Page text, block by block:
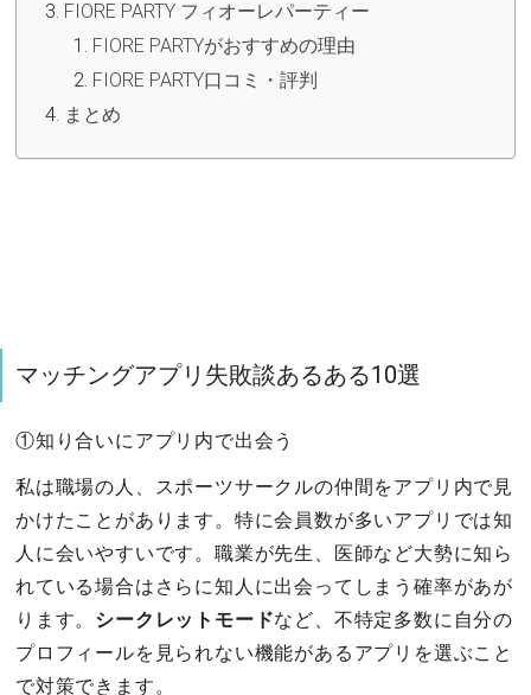
FIORE PARTY フィオーレパーティー
FIORE PARTYがおすすめの理由
FIORE PARTY口コミ・評判
まとめ
マッチングアプリ失敗談あるある10選
①知り合いにアプリ内で出会う
私は職場の人、スポーツサークルの仲間をアプリ内で見
かけたことがあります。特に会員数が多いアプリでは知
人に会いやすいです。職業が先生、医師など大勢に知ら
れている場合はさらに知人に出会ってしまう確率があが
ります。 シークレットモードなど、不特定多数に自分の
プロフィールを見られない機能があるアプリを選ぶこと
で対策できます。